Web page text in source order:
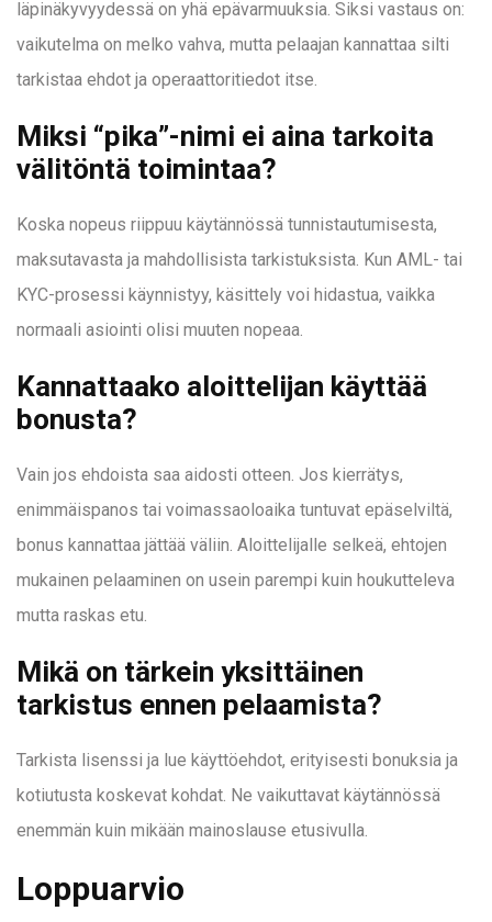
läpinäkyvyydessä on yhä epävarmuuksia. Siksi vastaus on:
vaikutelma on melko vahva, mutta pelaajan kannattaa silti
tarkistaa ehdot ja operaattoritiedot itse.
Miksi “pika”-nimi ei aina tarkoita
välitöntä toimintaa?
Koska nopeus riippuu käytännössä tunnistautumisesta,
maksutavasta ja mahdollisista tarkistuksista. Kun AML- tai
KYC-prosessi käynnistyy, käsittely voi hidastua, vaikka
normaali asiointi olisi muuten nopeaa.
Kannattaako aloittelijan käyttää
bonusta?
Vain jos ehdoista saa aidosti otteen. Jos kierrätys,
enimmäispanos tai voimassaoloaika tuntuvat epäselviltä,
bonus kannattaa jättää väliin. Aloittelijalle selkeä, ehtojen
mukainen pelaaminen on usein parempi kuin houkutteleva
mutta raskas etu.
Mikä on tärkein yksittäinen
tarkistus ennen pelaamista?
Tarkista lisenssi ja lue käyttöehdot, erityisesti bonuksia ja
kotiutusta koskevat kohdat. Ne vaikuttavat käytännössä
enemmän kuin mikään mainoslause etusivulla.
Loppuarvio